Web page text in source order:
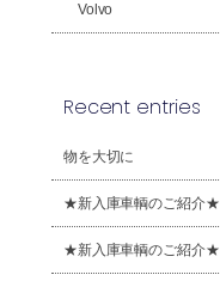
Volvo
Recent entries
物を大切に
★新入庫車輌のご紹介★
★新入庫車輌のご紹介★